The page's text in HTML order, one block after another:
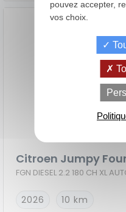
de
votre
Citroen Jumpy
2026 10 km
pouvez accepter,
vos choix.